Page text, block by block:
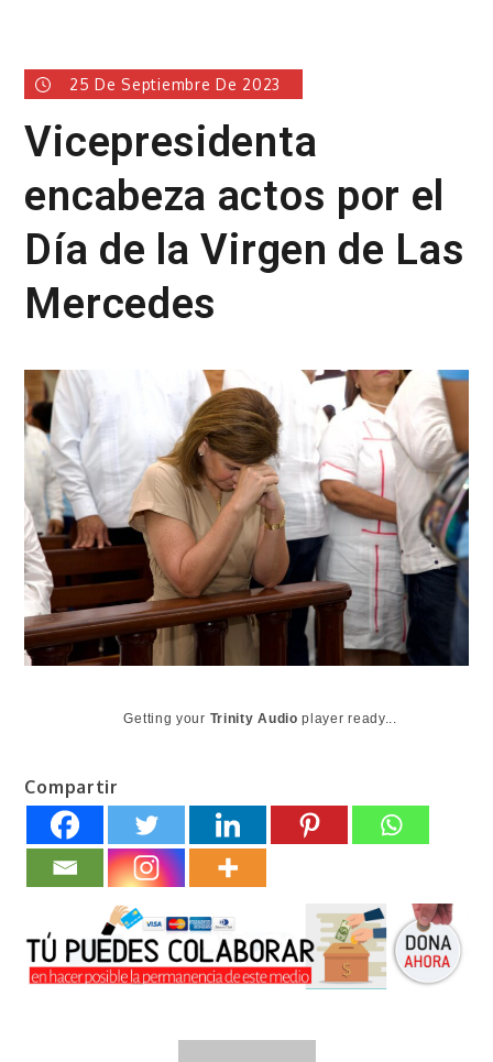
25 De Septiembre De 2023
Vicepresidenta
encabeza actos por el
Día de la Virgen de Las
Mercedes
Getting your Trinity Audio player ready...
Compartir